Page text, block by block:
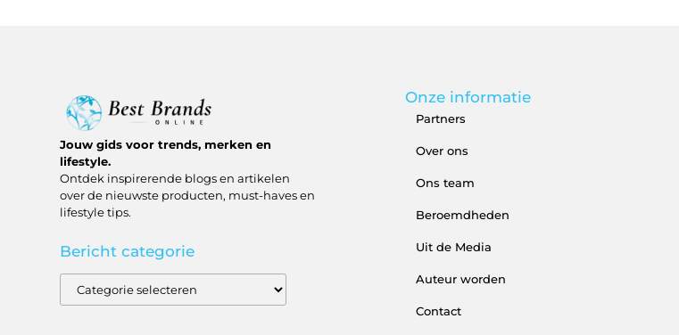
Jouw gids voor trends, merken en
lifestyle.
Ontdek inspirerende blogs en artikelen
over de nieuwste producten, must-haves en
lifestyle tips.
Bericht categorie
Onze informatie
Partners
Over ons
Ons team
Beroemdheden
Uit de Media
Auteur worden
Contact